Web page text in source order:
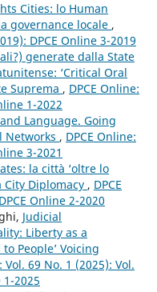
Cities: lo Human
governance locale ,
DPCE Online 3-2019
generate dalla State
‘Critical Oral
Suprema , DPCE Online:
1-2022
Language. Going
Networks , DPCE Online:
3-2021
la città ‘oltre lo
City Diplomacy , DPCE
Online 2-2020
Judicial
Liberty as a
People’ Voicing
Vol. 69 No. 1 (2025): Vol.
1-2025